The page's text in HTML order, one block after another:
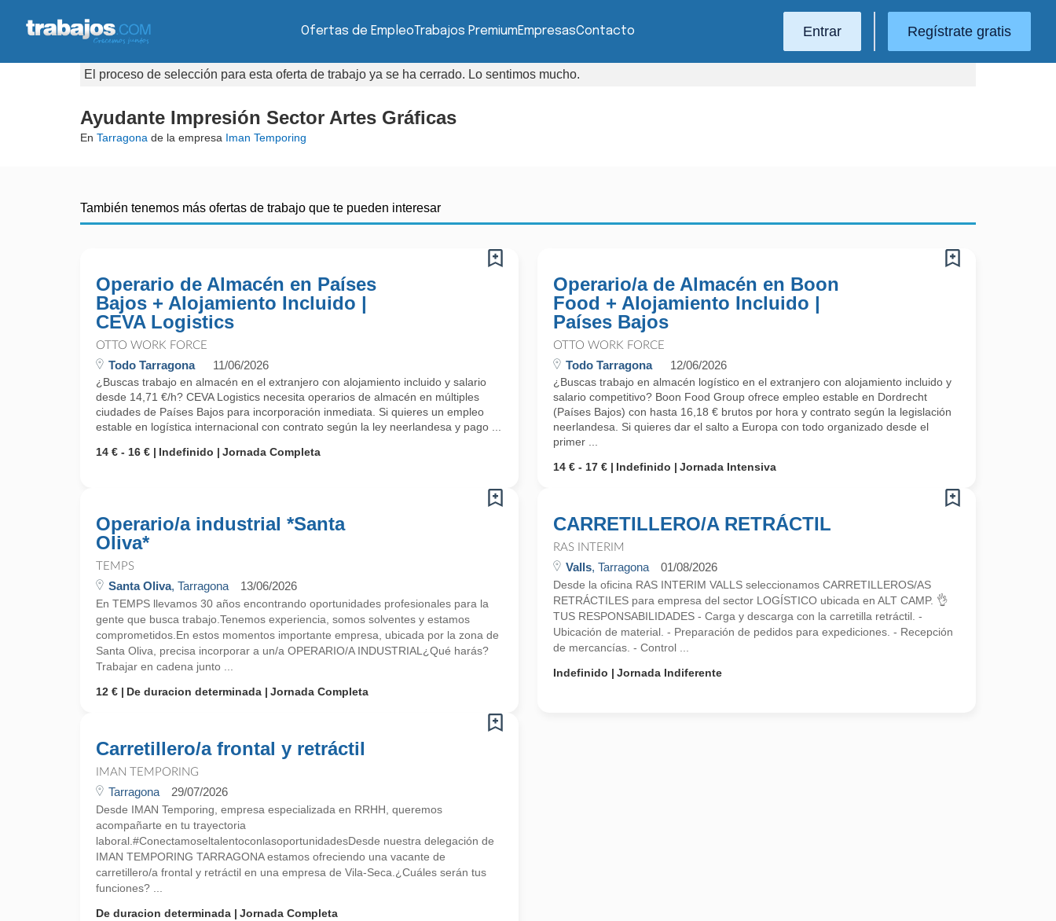
Ofertas de EmpleoTrabajos PremiumEmpresasContacto Entrar Regístrate gratis
El proceso de selección para esta oferta de trabajo ya se ha cerrado. Lo sentimos mucho.
Ayudante Impresión Sector Artes Gráficas
En Tarragona de la empresa Iman Temporing
También tenemos más ofertas de trabajo que te pueden interesar
Operario de Almacén en Países
Bajos + Alojamiento Incluido |
CEVA Logistics
OTTO WORK FORCE
Todo Tarragona 11/06/2026
¿Buscas trabajo en almacén en el extranjero con alojamiento incluido y salario
desde 14,71 €/h? CEVA Logistics necesita operarios de almacén en múltiples
ciudades de Países Bajos para incorporación inmediata. Si quieres un empleo
estable en logística internacional con contrato según la ley neerlandesa y pago ...
14 € - 16 €
Indefinido Jornada Completa
Operario/a de Almacén en Boon
Food + Alojamiento Incluido |
Países Bajos
OTTO WORK FORCE
Todo Tarragona 12/06/2026
¿Buscas trabajo en almacén logístico en el extranjero con alojamiento incluido y
salario competitivo? Boon Food Group ofrece empleo estable en Dordrecht
(Países Bajos) con hasta 16,18 € brutos por hora y contrato según la legislación
neerlandesa. Si quieres dar el salto a Europa con todo organizado desde el
primer ...
14 € - 17 €
Indefinido Jornada Intensiva
Operario/a industrial *Santa
Oliva*
TEMPS
Santa Oliva, Tarragona 13/06/2026
En TEMPS llevamos 30 años encontrando oportunidades profesionales para la
gente que busca trabajo.Tenemos experiencia, somos solventes y estamos
comprometidos.En estos momentos importante empresa, ubicada por la zona de
Santa Oliva, precisa incorporar a un/a OPERARIO/A INDUSTRIAL¿Qué harás?
Trabajar en cadena junto ...
12 €
De duracion determinada Jornada Completa
CARRETILLERO/A RETRÁCTIL
RAS INTERIM
Valls, Tarragona 01/08/2026
Desde la oficina RAS INTERIM VALLS seleccionamos CARRETILLEROS/AS
RETRÁCTILES para empresa del sector LOGÍSTICO ubicada en ALT CAMP. 👌
TUS RESPONSABILIDADES - Carga y descarga con la carretilla retráctil. -
Ubicación de material. - Preparación de pedidos para expediciones. - Recepción
de mercancías. - Control ...
Indefinido
Jornada Indiferente
Carretillero/a frontal y retráctil
IMAN TEMPORING
Tarragona 29/07/2026
Desde IMAN Temporing, empresa especializada en RRHH, queremos
acompañarte en tu trayectoria
laboral.#ConectamoseltalentoconlasoportunidadesDesde nuestra delegación de
IMAN TEMPORING TARRAGONA estamos ofreciendo una vacante de
carretillero/a frontal y retráctil en una empresa de Vila-Seca.¿Cuáles serán tus
funciones? ...
De duracion determinada
Jornada Completa